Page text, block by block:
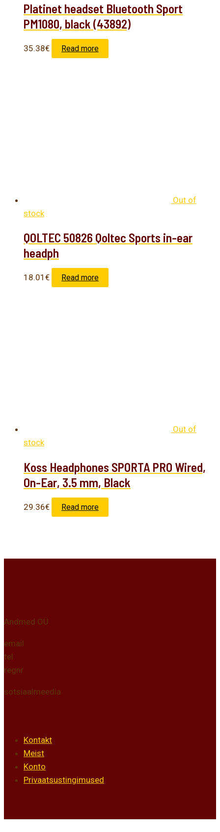
Platinet headset Bluetooth Sport
PM1080, black (43892)
35.38€ Read more
Out of
stock
QOLTEC 50826 Qoltec Sports in-ear
headph
18.01 € Read more
Out of
stock
Koss Headphones SPORTA PRO Wired,
On-Ear, 3.5 mm, Black
29.36€ Read more
Andmed OÜ
email
tel
regnr
sotsiaalmeedia
Kontakt
Meist
Konto
Privaatsustingimused